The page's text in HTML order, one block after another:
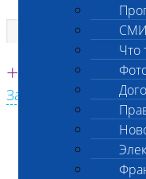
Единая круглосуточная
+7 495 260 0
Заказать звонок с
СМИ
Что
Главная страница
Анализы и цены
ПАТАНАТОМИЯ
Патанатомическое